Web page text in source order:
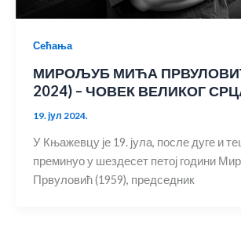
Сећања
МИРОЉУБ МИЋА
2024) – ЧОВЕК ВЕЛИКОГ
19. јул 2024.
У Књажевцу је 19. јула, после дуге и
преминуо у шездесет петој години
Првуловић (1959), председник